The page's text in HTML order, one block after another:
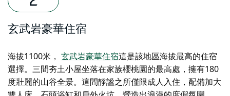
玄武岩豪華住宿
海拔1100米， 玄武岩豪華住宿這是該地區海拔最高的住宿
選擇。三間夯土小屋坐落在家族櫻桃園的最高處，擁有180
度壯麗的山谷全景。這間靜謐之所僅限成人入住，配備加大